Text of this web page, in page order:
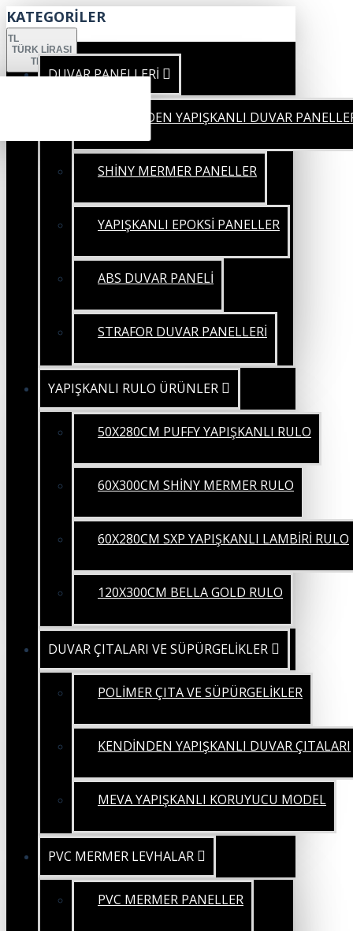
KATEGORİLER
TL
TÜRK LIRASI
TRY
DUVAR PANELLERİ
KENDİNDEN YAPIŞKANLI DUVAR
SHİNY MERMER PANELLER
YAPIŞKANLI EPOKSİ PANELLER
ABS DUVAR PANELİ
STRAFOR DUVAR PANELLERİ
YAPIŞKANLI RULO ÜRÜNLER
50X280CM PUFFY YAPIŞKANLI RULO
60X300CM SHİNY MERMER RULO
60X280CM SXP YAPIŞKANLI LAMBİRİ RULO
120X300CM BELLA GOLD RULO
DUVAR ÇITALARI VE SÜPÜRGELİKLER
POLİMER ÇITA VE SÜPÜRGELİKLER
KENDİNDEN YAPIŞKANLI DUVAR ÇITALARI
MEVA YAPIŞKANLI KORUYUCU MODEL
PVC MERMER LEVHALAR
PVC MERMER PANELLER